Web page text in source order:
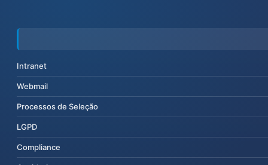
Intranet
Webmail
Processos de Seleção
LGPD
Compliance